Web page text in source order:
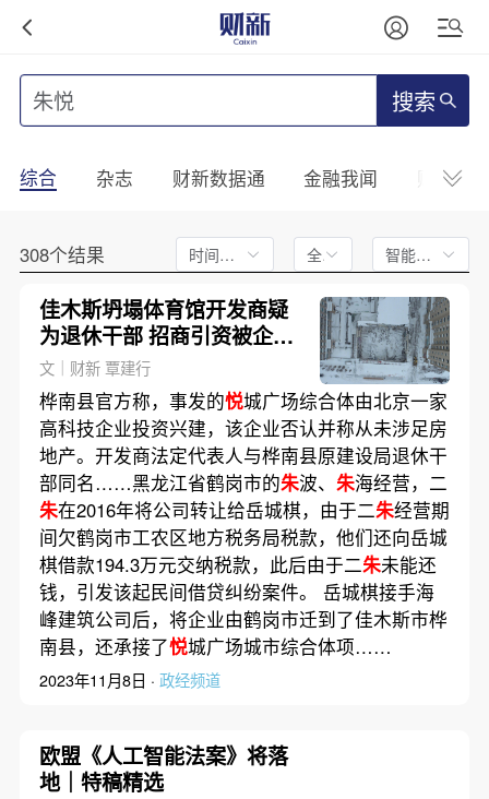
搜索
综合 杂志 财新数据通 金融我闻 财新
308个结果 时间不限 全文 智能排序
佳木斯坍塌体育馆开发商疑
为退休干部 招商引资被企业
否认
文｜财新 覃建行
桦南县官方称，事发的悦城广场综合体由北京一家
高科技企业投资兴建，该企业否认并称从未涉足房
地产。开发商法定代表人与桦南县原建设局退休干
部同名……黑龙江省鹤岗市的朱波、 朱海经营，二
朱在2016年将公司转让给岳城棋，由于二朱经营期
间欠鹤岗市工农区地方税务局税款，他们还向岳城
棋借款194.3万元交纳税款，此后由于二朱未能还
钱，引发该起民间借贷纠纷案件。 岳城棋接手海
峰建筑公司后，将企业由鹤岗市迁到了佳木斯市桦
南县，还承接了悦城广场城市综合体项……
2023年11月8日 · 政经频道
欧盟《人工智能法案》将落
地｜特稿精选